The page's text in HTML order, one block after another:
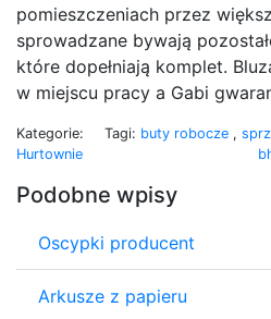
pomieszczeniach przez
sprowadzane bywają
które dopełniają komplet.
w miejscu pracy a Gabi
Kategorie:
Hurtownie
Tagi: buty robocze ,
Podobne wpisy
Oscypki producent
Arkusze z papieru